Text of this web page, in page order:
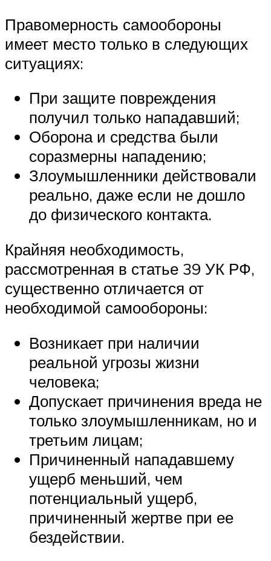
Правомерность самообороны
имеет место только в следующих
ситуациях:
При защите повреждения
получил только нападавший;
Оборона и средства были
соразмерны нападению;
Злоумышленники действовали
реально, даже если не дошло
до физического контакта.
Крайняя необходимость,
рассмотренная в статье 39 УК РФ,
существенно отличается от
необходимой самообороны:
Возникает при наличии
реальной угрозы жизни
человека;
Допускает причинения вреда не
только злоумышленникам, но и
третьим лицам;
Причиненный нападавшему
ущерб меньший, чем
потенциальный ущерб,
причиненный жертве при ее
бездействии.